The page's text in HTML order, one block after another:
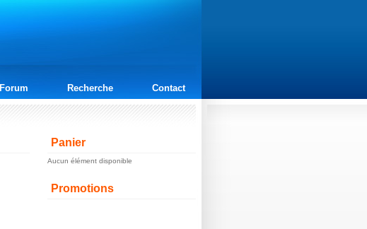
Forum Recherche Contact
Panier
Aucun élément disponible
Promotions